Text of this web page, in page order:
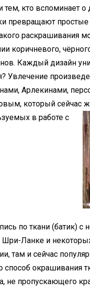
тем, кто вспоминает
превращают
раскрашивания
коричневого,
Каждый дизайн
Увлечение
Арлекинами,
который сейчас
в работе с
по ткани (батик)
Ланке и
там и сейчас
способ окрашивания
не пропускающего
4 words